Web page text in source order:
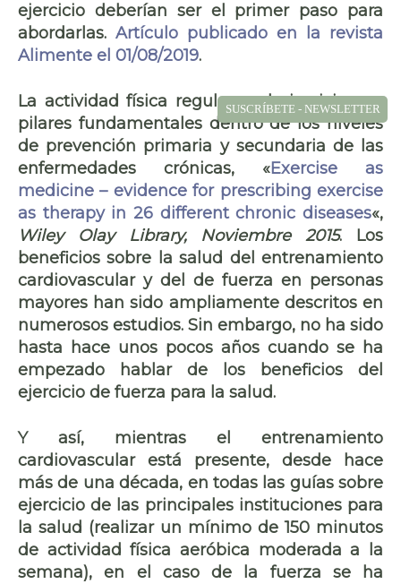
ejercicio deberían ser el primer paso para
abordarlas. Artículo publicado en la revista
Alimente el 01/08/2019.
La actividad física regular y el ejercicio son
pilares fundamentales dentro de los niveles
de prevención primaria y secundaria de las
enfermedades crónicas, «Exercise as
medicine – evidence for prescribing exercise
as therapy in 26 different chronic diseases«,
Wiley Olay Library, Noviembre 2015. Los
beneficios sobre la salud del entrenamiento
cardiovascular y del de fuerza en personas
mayores han sido ampliamente descritos en
numerosos estudios. Sin embargo, no ha sido
hasta hace unos pocos años cuando se ha
empezado hablar de los beneficios del
ejercicio de fuerza para la salud.
Y así, mientras el entrenamiento
cardiovascular está presente, desde hace
más de una década, en todas las guías sobre
ejercicio de las principales instituciones para
la salud (realizar un mínimo de 150 minutos
de actividad física aeróbica moderada a la
semana), en el caso de la fuerza se ha
SUSCRÍBETE - NEWSLETTER